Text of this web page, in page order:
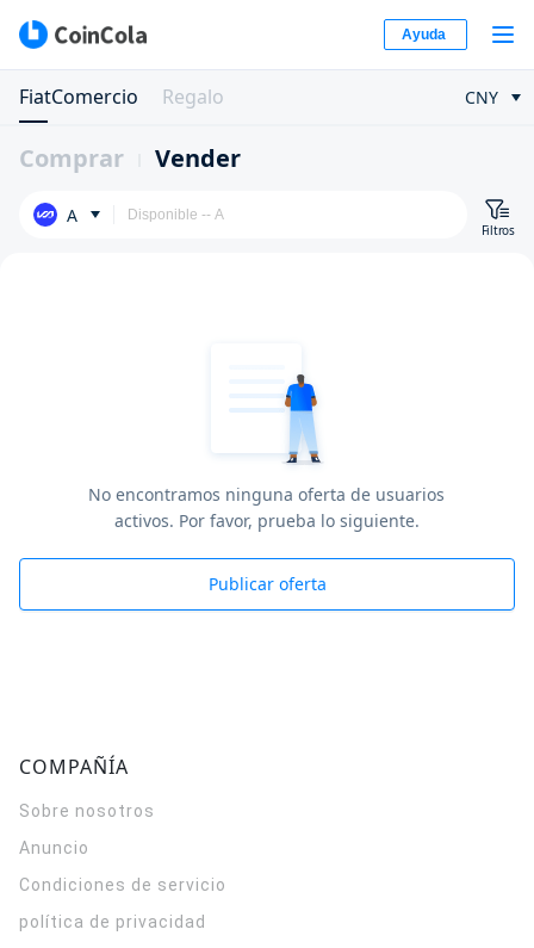
Ayuda
FiatComercio Regalo CNY
Comprar Vender
A
Filtros
No encontramos ninguna oferta de usuarios
activos. Por favor, prueba lo siguiente.
Publicar oferta
COMPAÑÍA
Sobre nosotros
Anuncio
Condiciones de servicio
política de privacidad